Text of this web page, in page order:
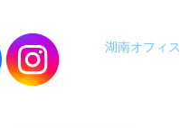
湖南オフィス